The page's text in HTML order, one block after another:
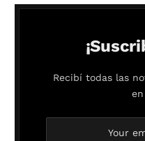
Recibí todas las